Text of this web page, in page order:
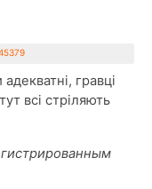
гравці
всі стріляють